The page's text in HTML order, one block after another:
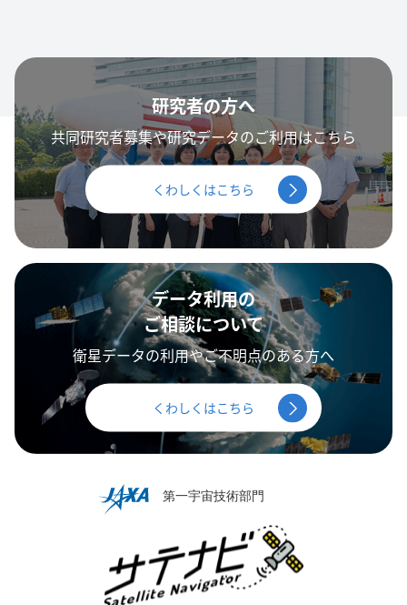
研究者の方へ
共同研究者募集や研究データのご利用はこちら
くわしくはこちら
データ利用の
ご相談について
衛星データの利用やご不明点のある方へ
くわしくはこちら